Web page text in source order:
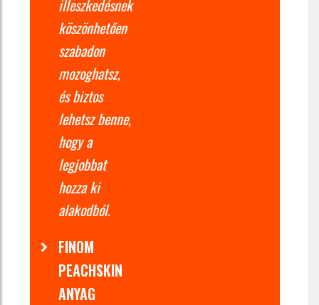
illeszkedésnek
köszönhetően
szabadon
mozoghatsz,
és biztos
lehetsz benne,
hogy a
legjobbat
hozza ki
alakodból.
FINOM
PEACHSKIN
ANYAG